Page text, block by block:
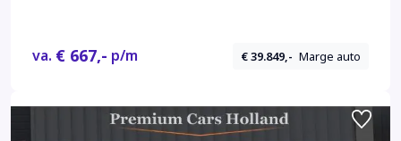
va. € 667,- p/m € 39.849,- Marge auto